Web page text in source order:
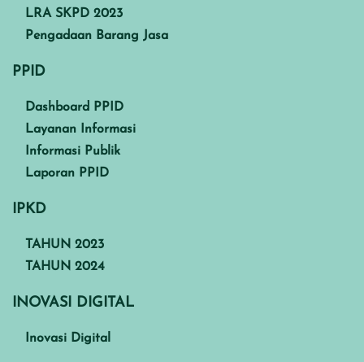
LRA SKPD 2023
Pengadaan Barang Jasa
PPID
Dashboard PPID
Layanan Informasi
Informasi Publik
Laporan PPID
IPKD
TAHUN 2023
TAHUN 2024
INOVASI DIGITAL
Inovasi Digital